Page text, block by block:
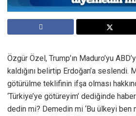
Özgür Özel, Trump’ın Maduro’yu
kaldığını belirtip Erdoğan’a seslendi.
götürülme teklifinin ifşa olması
‘Türkiye’ye götüreyim’ dediğinde
dedin mi? Demedin mi ‘Bu ülkeyi